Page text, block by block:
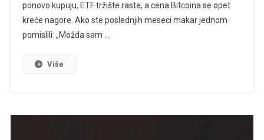
ponovo kupuju, ETF tržište raste, a cena Bitcoina se opet
kreće nagore. Ako ste poslednjih meseci makar jednom
pomislili: „Možda sam …
Više